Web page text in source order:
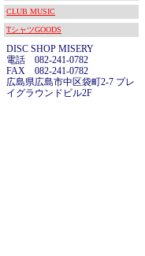
CLUB MUSIC
TシャツGOODS
DISC SHOP MISERY
電話 082-241-0782
FAX 082-241-0782
広島県広島市中区袋町2-7 プレ
イグラウンドビル2F